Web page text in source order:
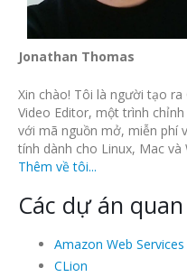
Jonathan Thomas
Xin chào! Tôi là người tạo ra
Video Editor, một trình
với mã nguồn mở, miễn phí
tính dành cho Linux, Mac và
Thêm về tôi...
Các dự án
Amazon Web Services
CLion